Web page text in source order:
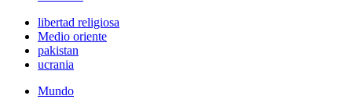
libertad religiosa
Medio oriente
pakistan
ucrania
Mundo